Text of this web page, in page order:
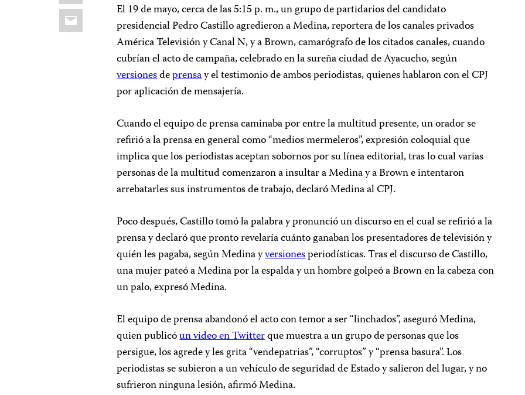
Email
El 19 de mayo, cerca de las 5:15 p. m., un grupo de partidarios del candidato
presidencial Pedro Castillo agredieron a Medina, reportera de los canales privados
América Televisión y Canal N, y a Brown, camarógrafo de los citados canales, cuando
cubrían el acto de campaña, celebrado en la sureña ciudad de Ayacucho, según
versionesdeprensay el testimonio de ambos periodistas, quienes hablaron con el CPJ
por aplicación de mensajería.
Cuando el equipo de prensa caminaba por entre la multitud presente, un orador se
refirió a la prensa en general como “medios mermeleros”, expresión coloquial que
implica que los periodistas aceptan sobornos por su línea editorial, tras lo cual varias
personas de la multitud comenzaron a insultar a Medina y a Brown e intentaron
arrebatarles sus instrumentos de trabajo, declaró Medina al CPJ.
Poco después, Castillo tomó la palabra y pronunció un discurso en el cual se refirió a la
prensa y declaró que pronto revelaría cuánto ganaban los presentadores de televisión y
quién les pagaba, según Medina yversionesperiodísticas. Tras el discurso de Castillo,
una mujer pateó a Medina por la espalda y un hombre golpeó a Brown en la cabeza con
un palo, expresó Medina.
El equipo de prensa abandonó el acto con temor a ser “linchados”, aseguró Medina,
quien publicóun video en Twitterque muestra a un grupo de personas que los
persigue, los agrede y les grita “vendepatrias”, “corruptos” y “prensa basura”. Los
periodistas se subieron a un vehículo de seguridad de Estado y salieron del lugar, y no
sufrieron ninguna lesión, afirmó Medina.